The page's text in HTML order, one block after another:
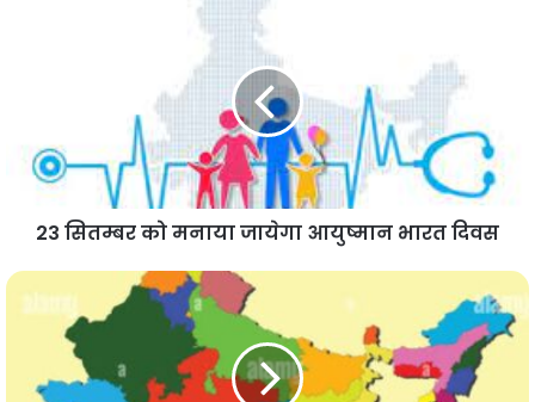
23 सितम्बर को मनाया जायेगा आयुष्मान भारत दिवस